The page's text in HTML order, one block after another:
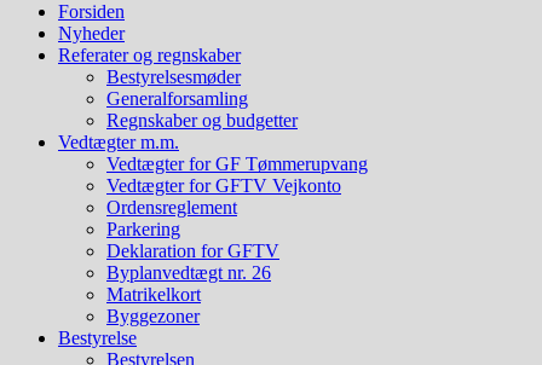
Forsiden
Nyheder
Referater og regnskaber
Bestyrelsesmøder
Generalforsamling
Regnskaber og budgetter
Vedtægter m.m.
Vedtægter for GF Tømmerupvang
Vedtægter for GFTV Vejkonto
Ordensreglement
Parkering
Deklaration for GFTV
Byplanvedtægt nr. 26
Matrikelkort
Byggezoner
Bestyrelse
Bestyrelsen